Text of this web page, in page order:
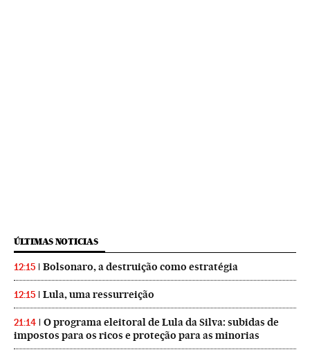
ÚLTIMAS NOTICIAS
12:15 Bolsonaro, a destruição como estratégia
12:15 Lula, uma ressurreição
21:14
O programa eleitoral de Lula da Silva: subidas de
impostos para os ricos e proteção para as minorias